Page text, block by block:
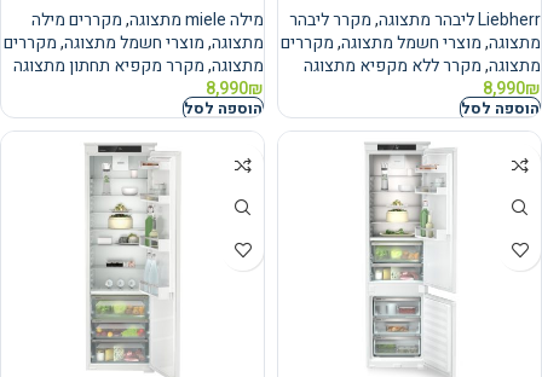
Liebherr ליבהר מתצוגה ,מקרר ליבהר
מתצוגה,מוצרי חשמל מתצוגה,מקררים
מתצוגה,מקרר ללא מקפיא מתצוגה
8,990₪
הוספה לסל
מילה miele מתצוגה ,מקררים מילה
מתצוגה,מוצרי חשמל מתצוגה,מקררים
מתצוגה,מקרר מקפיא תחתון מתצוגה
8,990₪
הוספה לסל